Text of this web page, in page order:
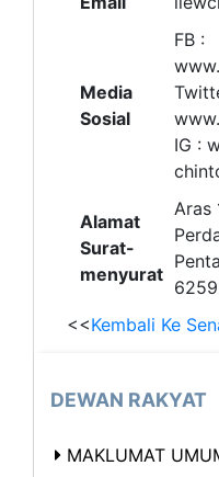
Media
Sosial
FB :
IG :
Alamat
Surat-
menyurat
Aras
<<Kembali Ke
DEWAN RAKYAT
MAKLUMAT